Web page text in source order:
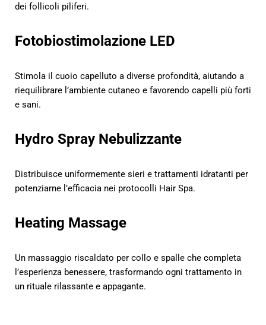
dei follicoli piliferi.
Fotobiostimolazione LED
Stimola il cuoio capelluto a diverse profondità, aiutando a
riequilibrare l’ambiente cutaneo e favorendo capelli più forti
e sani.
Hydro Spray Nebulizzante
Distribuisce uniformemente sieri e trattamenti idratanti per
potenziarne l’efficacia nei protocolli Hair Spa.
Heating Massage
Un massaggio riscaldato per collo e spalle che completa
l’esperienza benessere, trasformando ogni trattamento in
un rituale rilassante e appagante.